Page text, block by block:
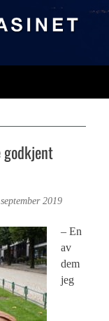
godkjent
2019
– En
av
dem
jeg